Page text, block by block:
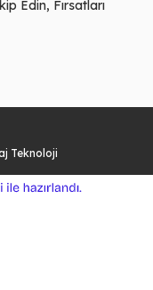
Edin, Fırsatları
Teknoloji
e-